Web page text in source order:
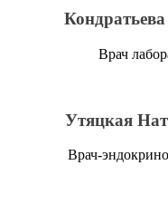
Врач
Утяцкая
Врач-